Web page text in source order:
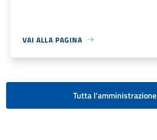
VAI ALLA PAGINA
Tutta l'amministrazione